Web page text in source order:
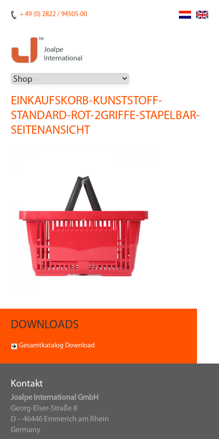
+ 49 (0) 2822 / 94505-00
EINKAUFSKORB-KUNSTSTOFF-
STANDARD-ROT-2GRIFFE-STAPELBAR-
SEITENANSICHT
DOWNLOADS
Gesamtkatalog Download
Kontakt
Joalpe International GmbH
Georg-Elser-Straße 8
D – 46446 Emmerich am Rhein
Germany